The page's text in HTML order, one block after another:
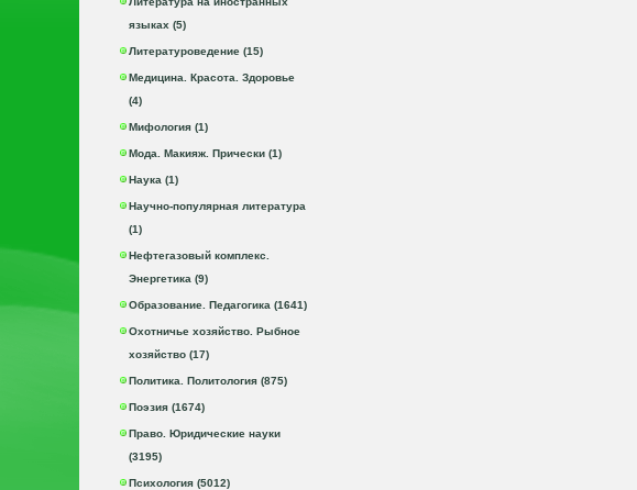
языках (5)
Литературоведение (15)
Медицина. Красота. Здоровье
(4)
Мифология (1)
Мода. Макияж. Прически (1)
Наука (1)
Научно-популярная литература
(1)
Нефтегазовый комплекс.
Энергетика (9)
Образование. Педагогика (1641)
Охотничье хозяйство. Рыбное
хозяйство (17)
Политика. Политология (875)
Поэзия (1674)
Право. Юридические науки
(3195)
Психология (5012)